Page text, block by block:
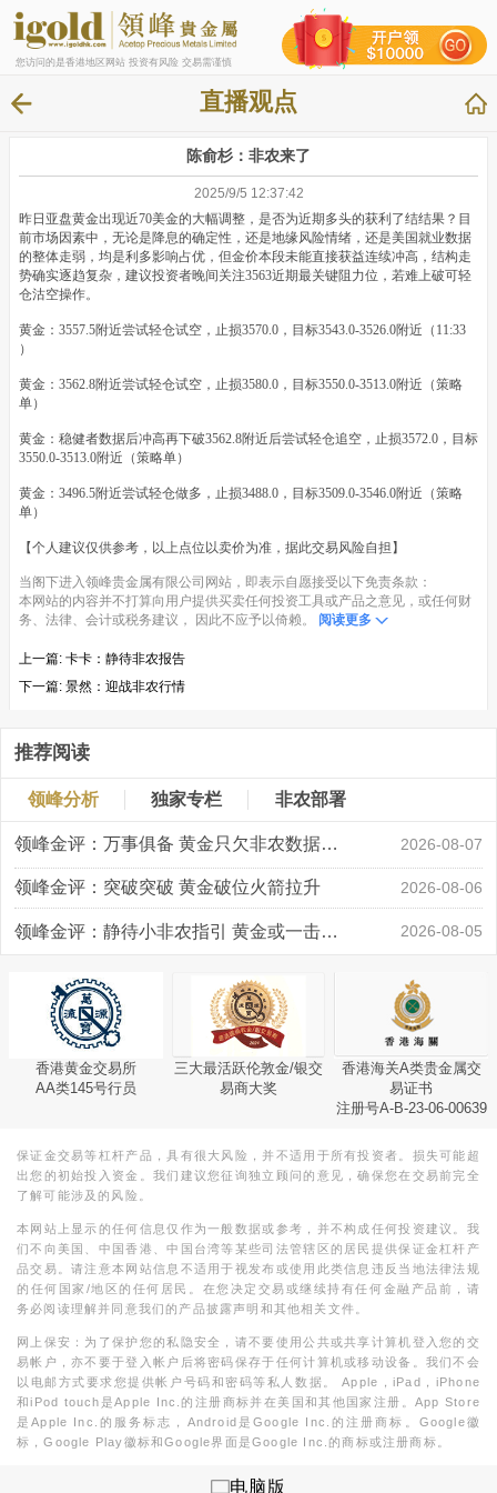
您访问的是香港地区网站 投资有风险 交易需谨慎
直播观点
陈俞杉：非农来了
2025/9/5 12:37:42
昨日亚盘黄金出现近70美金的大幅调整，是否为近期多头的获利了结结果？目
前市场因素中，无论是降息的确定性，还是地缘风险情绪，还是美国就业数据
的整体走弱，均是利多影响占优，但金价本段未能直接获益连续冲高，结构走
势确实逐趋复杂，建议投资者晚间关注3563近期最关键阻力位，若难上破可轻
仓沽空操作。
黄金：3557.5附近尝试轻仓试空，止损3570.0，目标3543.0-3526.0附近（11:33
）
黄金：3562.8附近尝试轻仓试空，止损3580.0，目标3550.0-3513.0附近（策略
单）
黄金：稳健者数据后冲高再下破3562.8附近后尝试轻仓追空，止损3572.0，目标
3550.0-3513.0附近（策略单）
黄金：3496.5附近尝试轻仓做多，止损3488.0，目标3509.0-3546.0附近（策略
单）
【个人建议仅供参考，以上点位以卖价为准，据此交易风险自担】
当阁下进入领峰贵金属有限公司网站，即表示自愿接受以下免责条款：
本网站的内容并不打算向用户提供买卖任何投资工具或产品之意见，或任何财
务、法律、会计或税务建议， 因此不应予以倚赖。
阅读更多
上一篇: 卡卡：静待非农报告
下一篇: 景然：迎战非农行情
推荐阅读
领峰分析 独家专栏 非农部署
领峰金评：万事俱备 黄金只欠非农数据“东风” 2026-08-07
领峰金评：突破突破 黄金破位火箭拉升 2026-08-06
领峰金评：静待小非农指引 黄金或一击破局 2026-08-05
香港黄金交易所
AA类145号行员
三大最活跃伦敦金/银交
易商大奖
香港海关A类贵金属交
易证书
注册号A-B-23-06-00639
保证金交易等杠杆产品，具有很大风险，并不适用于所有投资者。损失可能超
出您的初始投入资金。我们建议您征询独立顾问的意见，确保您在交易前完全
了解可能涉及的风险。
本网站上显示的任何信息仅作为一般数据或参考，并不构成任何投资建议。我
们不向美国、中国香港、中国台湾等某些司法管辖区的居民提供保证金杠杆产
品交易。请注意本网站信息不适用于视发布或使用此类信息违反当地法律法规
的任何国家/地区的任何居民。在您决定交易或继续持有任何金融产品前，请
务必阅读理解并同意我们的产品披露声明和其他相关文件。
网上保安：为了保护您的私隐安全，请不要使用公共或共享计算机登入您的交
易帐户，亦不要于登入帐户后将密码保存于任何计算机或移动设备。我们不会
以电邮方式要求您提供帐户号码和密码等私人数据。 Apple，iPad，iPhone
和iPod touch是Apple Inc.的注册商标并在美国和其他国家注册。App Store
是Apple Inc.的服务标志，Android是Google Inc.的注册商标。Google徽
标，Google Play徽标和Google界面是Google Inc.的商标或注册商标。
电脑版